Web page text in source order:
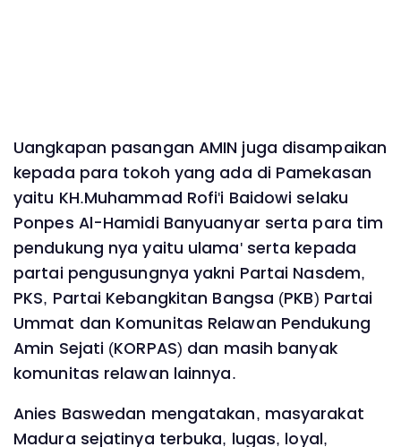
Uangkapan pasangan AMIN juga disampaikan
kepada para tokoh yang ada di Pamekasan
yaitu KH.Muhammad Rofi'i Baidowi selaku
Ponpes Al-Hamidi Banyuanyar serta para tim
pendukung nya yaitu ulama' serta kepada
partai pengusungnya yakni Partai Nasdem,
PKS, Partai Kebangkitan Bangsa (PKB) Partai
Ummat dan Komunitas Relawan Pendukung
Amin Sejati (KORPAS) dan masih banyak
komunitas relawan lainnya.
Anies Baswedan mengatakan, masyarakat
Madura sejatinya terbuka, lugas, loyal,